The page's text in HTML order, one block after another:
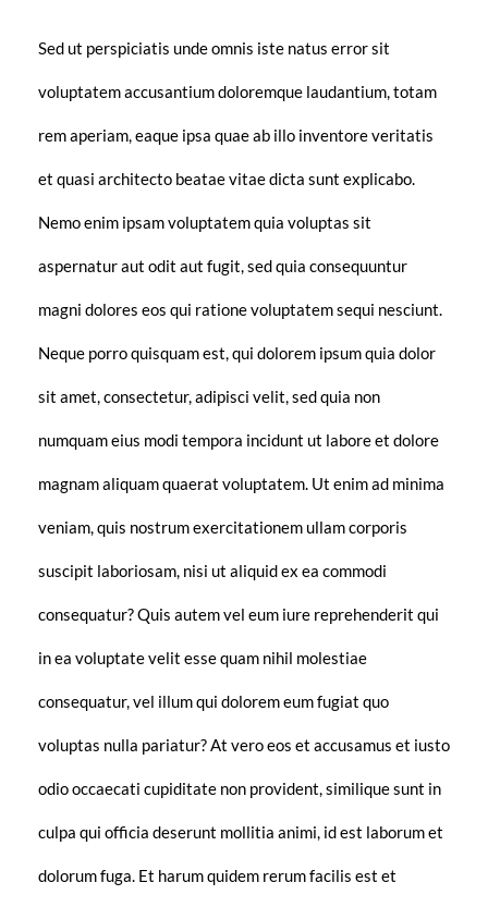
Sed ut perspiciatis unde omnis iste natus error sit
voluptatem accusantium doloremque laudantium, totam
rem aperiam, eaque ipsa quae ab illo inventore veritatis
et quasi architecto beatae vitae dicta sunt explicabo.
Nemo enim ipsam voluptatem quia voluptas sit
aspernatur aut odit aut fugit, sed quia consequuntur
magni dolores eos qui ratione voluptatem sequi nesciunt.
Neque porro quisquam est, qui dolorem ipsum quia dolor
sit amet, consectetur, adipisci velit, sed quia non
numquam eius modi tempora incidunt ut labore et dolore
magnam aliquam quaerat voluptatem. Ut enim ad minima
veniam, quis nostrum exercitationem ullam corporis
suscipit laboriosam, nisi ut aliquid ex ea commodi
consequatur? Quis autem vel eum iure reprehenderit qui
in ea voluptate velit esse quam nihil molestiae
consequatur, vel illum qui dolorem eum fugiat quo
voluptas nulla pariatur? At vero eos et accusamus et iusto
odio occaecati cupiditate non provident, similique sunt in
culpa qui officia deserunt mollitia animi, id est laborum et
dolorum fuga. Et harum quidem rerum facilis est et